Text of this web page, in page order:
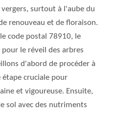
surtout à l'aube du
renouveau et de floraison.
code postal 78910, le
le réveil des arbres
d'abord de procéder à
cruciale pour
et vigoureuse. Ensuite,
sol avec des nutriments